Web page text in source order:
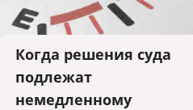
Когда решения суда
подлежат
немедленному